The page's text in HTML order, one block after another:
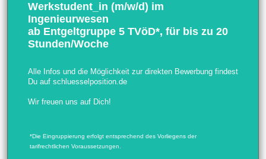
Werkstudent_in (m/w/d) im
Ingenieurwesen
ab Entgeltgruppe 5 TVöD*, für bis zu 20
Stunden/Woche
Alle Infos und die Möglichkeit zur direkten Bewerbung findest
Du auf schluesselposition.de
Wir freuen uns auf Dich!
*Die Eingruppierung erfolgt entsprechend des Vorliegens der
tarifrechtlichen Voraussetzungen.